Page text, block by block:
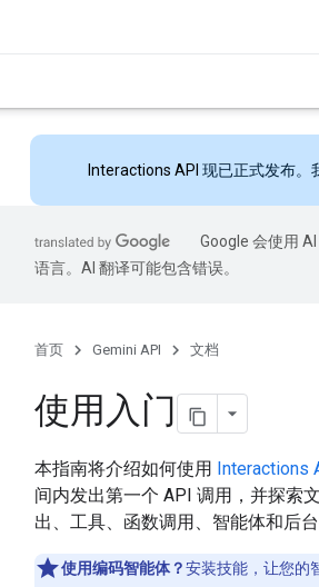
Interactions API 现已正式发布。
Google 会使用
语言。AI 翻译可能包含错误。
首页 Gemini API 文档
使用入门
本指南将介绍如何使用 Interactions
间内发出第一个 API 调用，并探索
出、工具、函数调用、智能体和后台
使用编码智能体？安装技能，让您的